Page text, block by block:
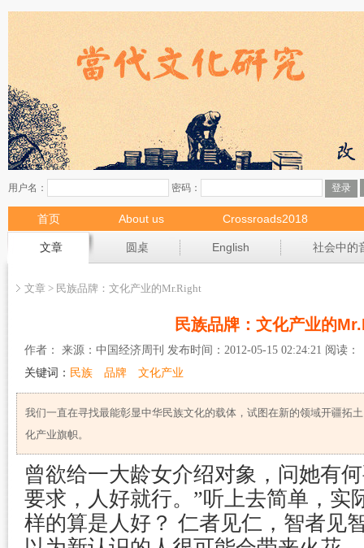
首页 About us
Crossroads2018
现场
文章 圆桌 English 社会中的
文章 > 民族品牌：文化产业的Mr.Right
民族品牌：文化产业的
作者： 来源：中国经济周刊 发布时间：2012-05-15 02:24:21 阅读：
关键词： 民族 品牌 文化产业
我们一直在寻找最能彰显中华民族文化的载体，试图在新的领域开疆拓
化产业旗帜。
曾欲给一大龄女介绍对象，问她有
要求，人好就行。”听上去简单，实
样的算是人好？ 仁者见仁，智者见